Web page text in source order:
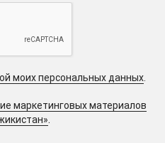
моих персональных данных
маркетинговых материалов
.